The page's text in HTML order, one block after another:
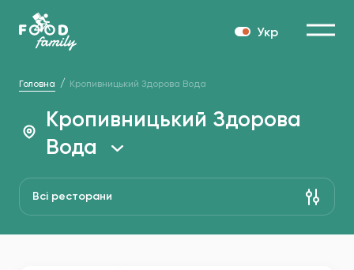
Укр
Головна Кропивницький Здорова Вода
Кропивницький Здорова
Вода
Всі ресторани